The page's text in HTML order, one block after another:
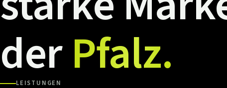
derPfalz.
LEISTUNGEN